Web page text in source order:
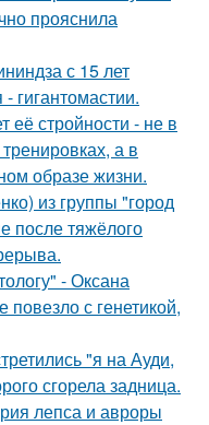
прояснила
с 15 лет
гигантомастии.
её стройности - не в
а в
образе жизни.
из группы "город
после тяжёлого
- Оксана
с генетикой,
"я на Ауди,
сгорела задница.
лепса и авроры